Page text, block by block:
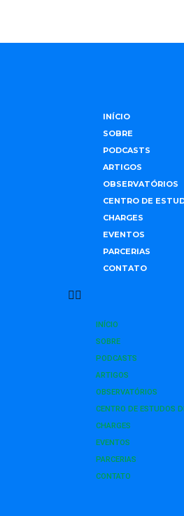
INÍCIO
SOBRE
PODCASTS
ARTIGOS
OBSERVATÓRIOS
CENTRO DE
CHARGES
EVENTOS
PARCERIAS
CONTATO
INÍCIO
SOBRE
PODCASTS
ARTIGOS
OBSERVATÓRIOS
CENTRO DE ESTUDOS
CHARGES
EVENTOS
PARCERIAS
CONTATO